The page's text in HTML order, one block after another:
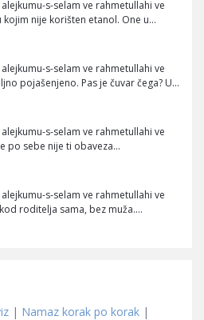
alejkumu-s-selam ve rahmetullahi ve
nije korišten etanol. One u…
alejkumu-s-selam ve rahmetullahi ve
pojašenjeno. Pas je čuvar čega? U…
alejkumu-s-selam ve rahmetullahi ve
po sebe nije ti obaveza…
alejkumu-s-selam ve rahmetullahi ve
roditelja sama, bez muža.…
| Namaz korak po korak |